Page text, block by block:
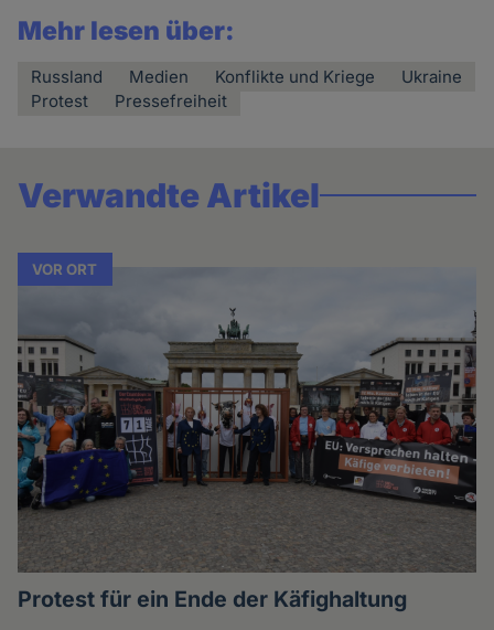
Mehr lesen über:
Russland Medien Konflikte und Kriege
Ukraine
Protest
Pressefreiheit
Verwandte Artikel
VOR ORT
Protest für ein Ende der Käfighaltung